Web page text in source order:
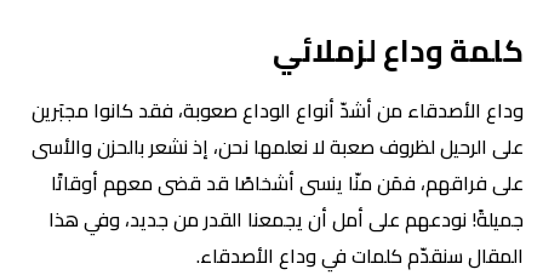
كلمة وداع لزملائي
وداع الأصدقاء من أشدّ أنواع الوداع صعوبة، فقد كانوا مجبَرين
على الرحيل لظروف صعبة لا نعلمها نحن، إذ نشعر بالحزن والأسى
على فراقهم، فمَن منّا ينسى أشخاصًا قد قضى معهم أوقاتًا
جميلةً! نودعهم على أمل أن يجمعنا القدر من جديد، وفي هذا
المقال سنقدّم كلمات في وداع الأصدقاء.